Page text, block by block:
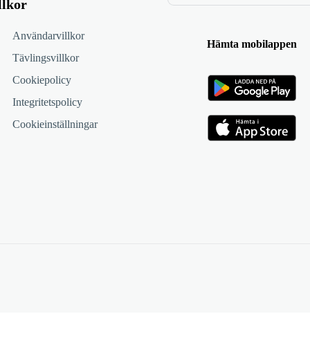
Användarvillkor
Tävlingsvillkor
Cookiepolicy
Integritetspolicy
Cookieinställningar
Hämta mobilappen